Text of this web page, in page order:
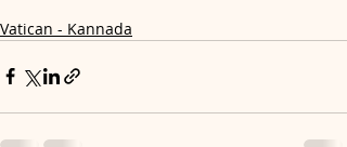
Vatican - Kannada